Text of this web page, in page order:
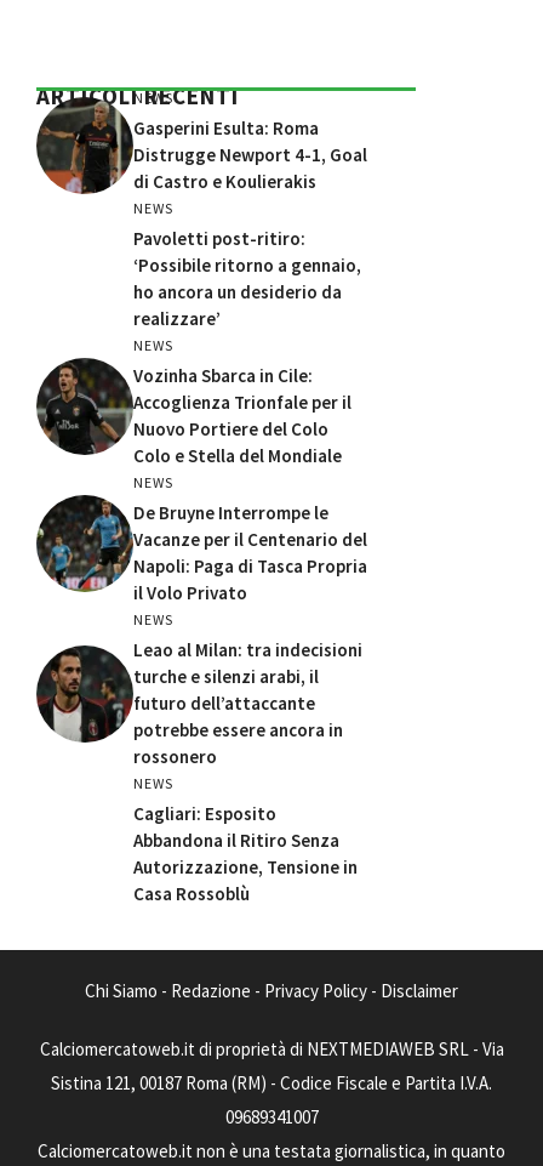
ARTICOLI RECENTI
NEWS
Gasperini Esulta: Roma
Distrugge Newport 4-1, Goal
di Castro e Koulierakis
NEWS
Pavoletti post-ritiro:
‘Possibile ritorno a gennaio,
ho ancora un desiderio da
realizzare’
NEWS
Vozinha Sbarca in Cile:
Accoglienza Trionfale per il
Nuovo Portiere del Colo
Colo e Stella del Mondiale
NEWS
De Bruyne Interrompe le
Vacanze per il Centenario del
Napoli: Paga di Tasca Propria
il Volo Privato
NEWS
Leao al Milan: tra indecisioni
turche e silenzi arabi, il
futuro dell’attaccante
potrebbe essere ancora in
rossonero
NEWS
Cagliari: Esposito
Abbandona il Ritiro Senza
Autorizzazione, Tensione in
Casa Rossoblù
Chi Siamo - Redazione - Privacy Policy - Disclaimer
Calciomercatoweb.it di proprietà di NEXTMEDIAWEB SRL - Via
Sistina 121, 00187 Roma (RM) - Codice Fiscale e Partita I.V.A.
09689341007
Calciomercatoweb.it non è una testata giornalistica, in quanto